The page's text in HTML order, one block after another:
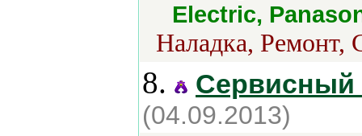
Electric,
Наладка, Ремонт,
8. Сервисный
(04.09.2013)